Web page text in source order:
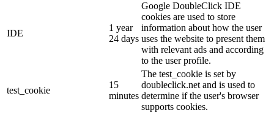
IDE
1 year
24 days
Google DoubleClick IDE
cookies are used to store
information about how the user
uses the website to present them
with relevant ads and according
to the user profile.
test_cookie
15
minutes
The test_cookie is set by
doubleclick.net and is used to
determine if the user's browser
supports cookies.